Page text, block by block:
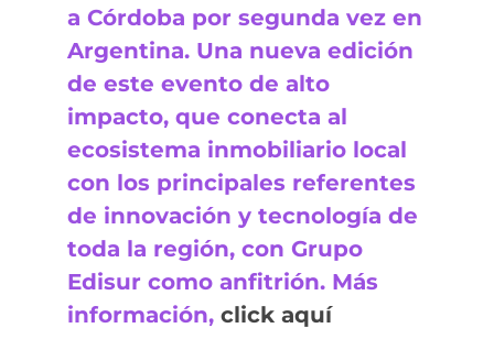
a Córdoba por segunda vez en
Argentina. Una nueva edición
de este evento de alto
impacto, que conecta al
ecosistema inmobiliario local
con los principales referentes
de innovación y tecnología de
toda la región, con Grupo
Edisur como anfitrión. Más
información, click aquí